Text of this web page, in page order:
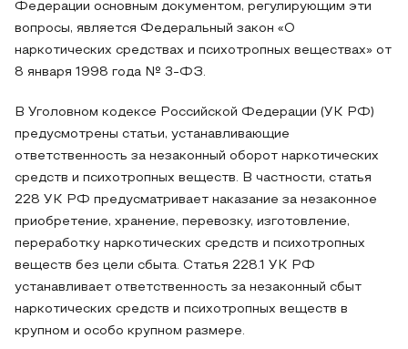
Федерации основным документом, регулирующим эти
вопросы, является Федеральный закон «О
наркотических средствах и психотропных веществах» от
8 января 1998 года № 3-ФЗ.
В Уголовном кодексе Российской Федерации (УК РФ)
предусмотрены статьи, устанавливающие
ответственность за незаконный оборот наркотических
средств и психотропных веществ. В частности, статья
228 УК РФ предусматривает наказание за незаконное
приобретение, хранение, перевозку, изготовление,
переработку наркотических средств и психотропных
веществ без цели сбыта. Статья 228.1 УК РФ
устанавливает ответственность за незаконный сбыт
наркотических средств и психотропных веществ в
крупном и особо крупном размере.